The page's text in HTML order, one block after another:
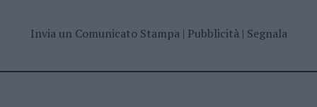
Invia un Comunicato Stampa| Pubblicità| Segnala